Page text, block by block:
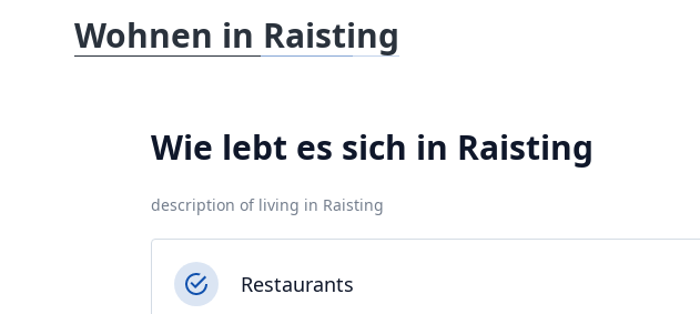
Wohnen in Raisting
Wie lebt es sich in Raisting
description of living in Raisting
Restaurants